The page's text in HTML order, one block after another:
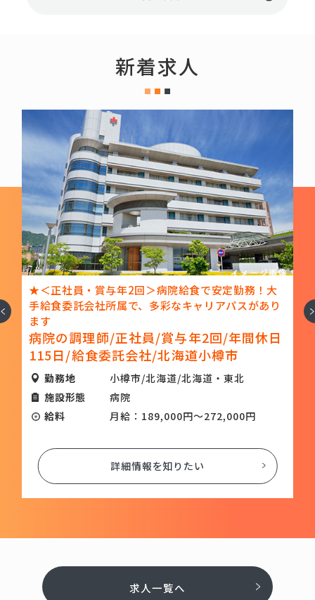
新着求人
回＞病院給食で安定勤務！大
、多彩なキャリアパスがあり
員/賞与年2回/年間休日
社/北海道小樽市
市/北海道/北海道・東北
：189,000円～272,000円
情報を知りたい
★＜正社員・賞与年2回＞
で調理師募集！給食委託
介護施設の調理師/
休日115日/給食委託
勤務地
給料
詳細情報
次
求人一覧へ